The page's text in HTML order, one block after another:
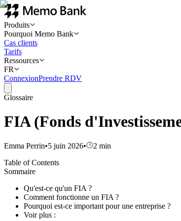
Produits
Pourquoi Memo Bank
Cas clients
Tarifs
Ressources
FR
ConnexionPrendre RDV
Glossaire
FIA (Fonds
Emma Perrin•5 juin 2026• 2 min
Table of Contents
Sommaire
Qu'est-ce qu'un FIA ?
Comment fonctionne un FIA ?
Pourquoi est-ce important pour une entreprise ?
Voir plus :